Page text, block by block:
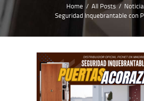
Home All Posts
Seguridad Inquebrantable con
CONTACTO